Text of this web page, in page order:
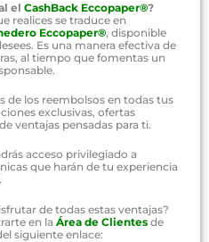
el CashBack Eccopaper®?
realices se traduce en
Eccopaper®, disponible
Es una manera efectiva de
al tiempo que fomentas un
de los reembolsos en todas tus
exclusivas, ofertas
ventajas pensadas para ti.
acceso privilegiado a
que harán de tu experiencia
de todas estas ventajas?
en la Área de Clientes de
siguiente enlace: